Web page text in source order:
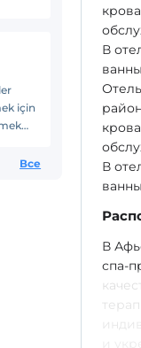
için
Все
В
В
В
спа-